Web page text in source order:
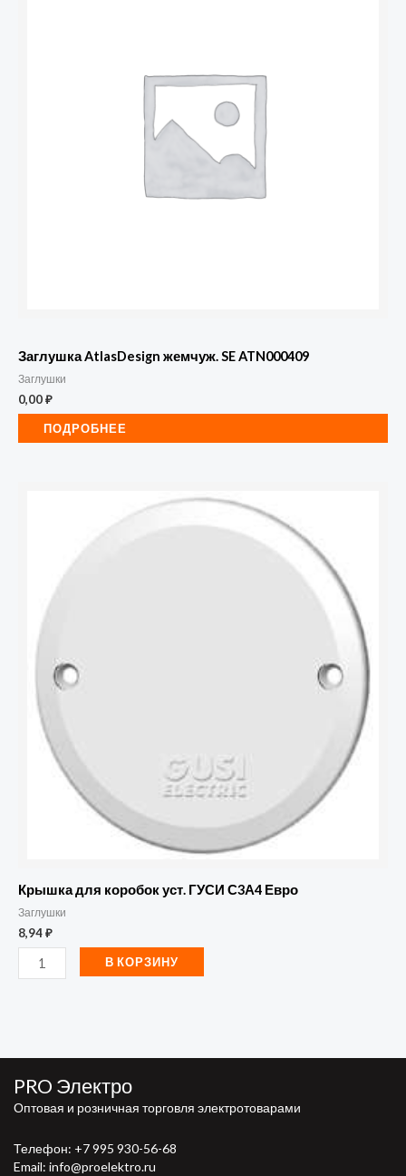
Заглушка AtlasDesign жемчуж. SE ATN000409
Заглушки
0,00₽
ПОДРОБНЕЕ
Крышка для коробок уст. ГУСИ С3А4 Евро
Заглушки
8,94₽
коробок
ГУСИ
В КОРЗИНУ
PRO Электро
Оптовая и розничная торговля электротоварами
Телефон: +7 995 930-56-68
Email: info@proelektro.ru